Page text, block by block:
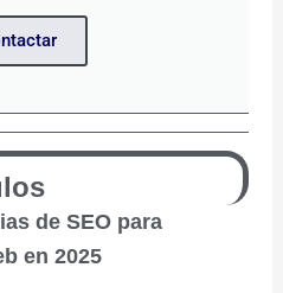
de SEO para
en 2025